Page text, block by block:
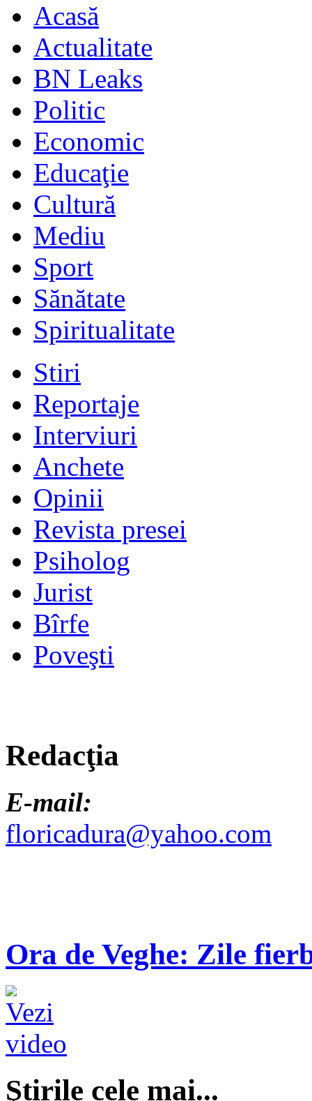
Acasă
Actualitate
BN Leaks
Politic
Economic
Educaţie
Cultură
Mediu
Sport
Sănătate
Spiritualitate
Stiri
Reportaje
Interviuri
Anchete
Opinii
Revista presei
Psiholog
Jurist
Bîrfe
Poveşti
Redacţia
E-mail:
floricadura@yahoo.com
Ora de Veghe: Zile
Ştirile cele mai...